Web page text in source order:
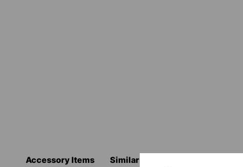
Accessory Items Similar Items